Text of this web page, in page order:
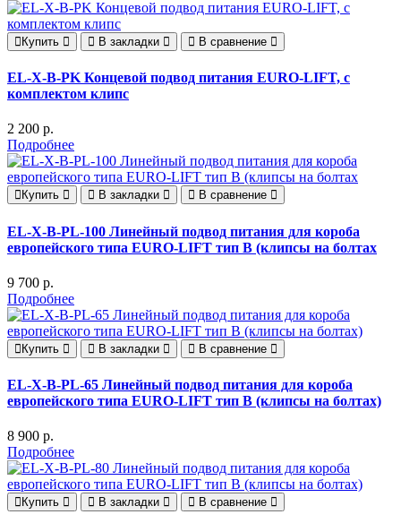
Купить В закладки В сравнение
EL-X-B-PK Концевой подвод питания EURO-LIFT, с
комплектом клипс
2 200 р.
Подробнее
Купить В закладки В сравнение
EL-X-B-PL-100 Линейный подвод питания для короба
европейского типа EURO-LIFT тип B (клипсы на болтах
9 700 р.
Подробнее
Купить В закладки В сравнение
EL-X-B-PL-65 Линейный подвод питания для короба
европейского типа EURO-LIFT тип B (клипсы на болтах)
8 900 р.
Подробнее
Купить В закладки В сравнение